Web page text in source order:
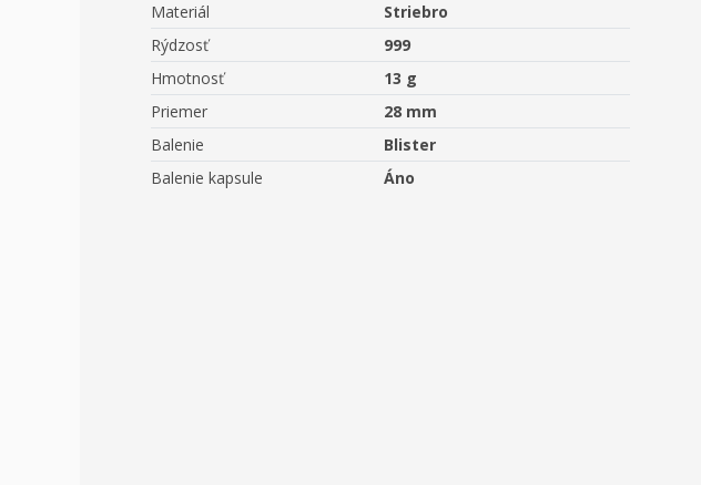
Materiál
Striebro
Rýdzosť
999
Hmotnosť
13 g
Priemer
28 mm
Balenie
Blister
Balenie kapsule
Áno